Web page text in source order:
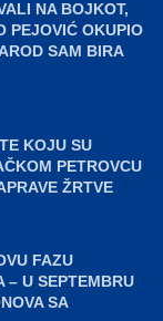
NA BOJKOT,
PEJOVIĆ OKUPIO
SAM BIRA
KOJU SU
PETROVCU
ŽRTVE
FAZU
– U SEPTEMBRU
SA